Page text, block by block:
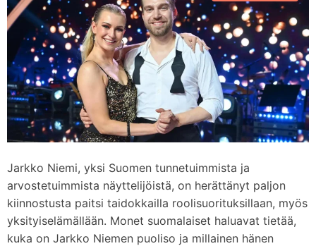
m
d
e
Jarkko Niemi, yksi Suomen tunnetuimmista ja
arvostetuimmista näyttelijöistä, on herättänyt paljon
kiinnostusta paitsi taidokkailla roolisuorituksillaan, myös
yksityiselämällään. Monet suomalaiset haluavat tietää,
kuka on Jarkko Niemen puoliso ja millainen hänen